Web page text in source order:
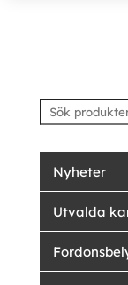
Nyheter
Utvalda